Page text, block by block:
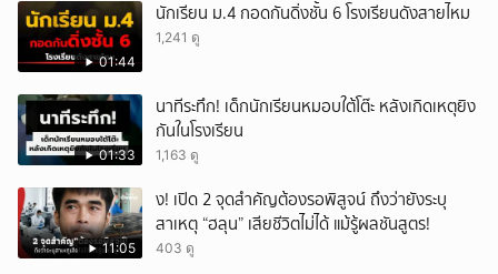
01:44
นักเรียน ม.4 กอดกันดิ่งชั้น 6 โรงเรียนดังสายไหม
1,241 ดู
01:33
นาทีระทึก! เด็กนักเรียนหมอบใต้โต๊ะ หลังเกิดเหตุยิง
กันในโรงเรียน
1,163 ดู
11:05
ึ้ง! เปิด 2 จุดสำคัญต้องรอพิสูจน์ ถึงว่ายังระบุ
สาเหตุ “ฮลุน” เสียชีวิตไม่ได้ แม้รู้ผลชันสูตร!
403 ดู